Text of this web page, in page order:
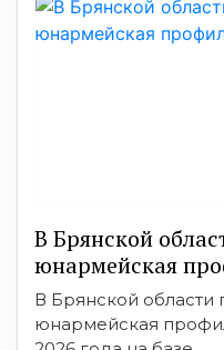
В Брянской
юнармейская
В Брянской области
юнармейская